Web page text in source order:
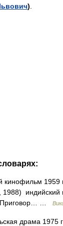
)
1959
индийский
Приговор… …
драма 1975